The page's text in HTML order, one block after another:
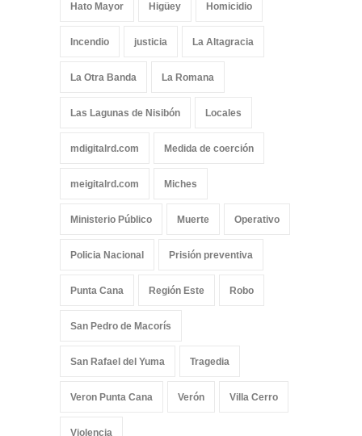
Hato Mayor Higüey Homicidio
Incendio justicia La Altagracia
La Otra Banda La Romana
Las Lagunas de Nisibón Locales
mdigitalrd.com Medida de coerción
meigitalrd.com Miches
Ministerio Público Muerte Operativo
Policia Nacional Prisión preventiva
Punta Cana Región Este Robo
San Pedro de Macorís
San Rafael del Yuma Tragedia
Veron Punta Cana Verón Villa Cerro
Violencia